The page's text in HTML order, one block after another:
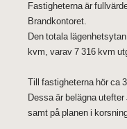
Fastigheterna är
Brandkontoret.
Den totala
kvm, varav 7 316 kvm
Till fastigheterna hör ca
Dessa är belägna
samt på planen i